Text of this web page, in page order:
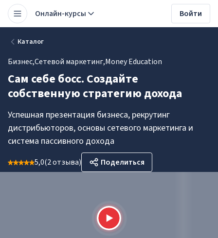
Онлайн-курсы Войти
Каталог
Бизнес,Сетевой маркетинг,Money Education
Сам себе босс. Создайте
собственную стратегию дохода
Успешная презентация бизнеса, рекрутинг
дистрибьюторов, основы сетевого маркетинга и
система пассивного дохода
5,0(2 отзыва) Поделиться